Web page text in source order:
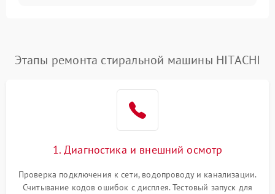
2200 ₽ Подробнее →
Этапы ремонта стиральной машины HITACHI
1. Диагностика и внешний осмотр
Проверка подключения к сети, водопроводу и канализации.
Считывание кодов ошибок с дисплея. Тестовый запуск для